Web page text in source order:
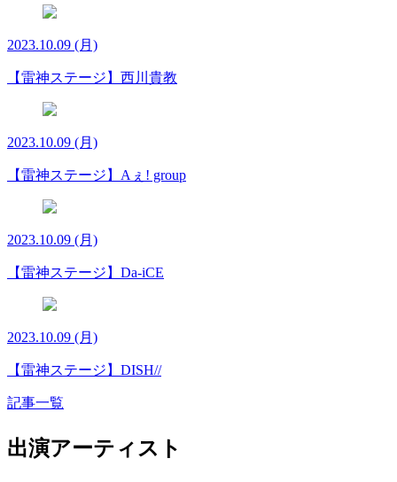
2023.10.09 (月)
【雷神ステージ】西川貴教
2023.10.09 (月)
【雷神ステージ】Aぇ! group
2023.10.09 (月)
【雷神ステージ】Da-iCE
2023.10.09 (月)
【雷神ステージ】DISH//
記事一覧
出演アーティスト